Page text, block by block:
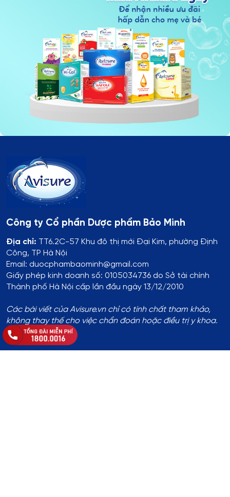
Công ty Cổ phần Dược phẩm Bảo Minh
Địa chỉ: TT6.2C-57 Khu đô thị mới Đại Kim, phường Định
Công, TP Hà Nội
Email: duocphambaominh@gmail.com
Giấy phép kinh doanh số: 0105034736 do Sở tài chính
Thành phố Hà Nội cấp lần đầu ngày 13/12/2010
Các bài viết của Avisure.vn chỉ có tính chất tham khảo,
không thay thế cho việc chẩn đoán hoặc điều trị y khoa.